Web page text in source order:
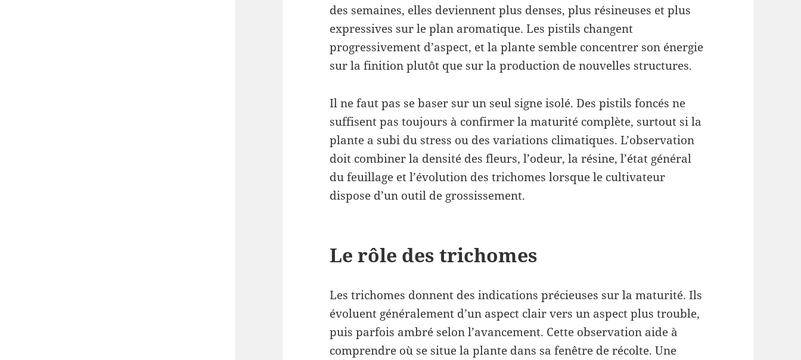
des semaines, elles deviennent plus denses, plus résineuses et plus
expressives sur le plan aromatique. Les pistils changent
progressivement d’aspect, et la plante semble concentrer son énergie
sur la finition plutôt que sur la production de nouvelles structures.
Il ne faut pas se baser sur un seul signe isolé. Des pistils foncés ne
suffisent pas toujours à confirmer la maturité complète, surtout si la
plante a subi du stress ou des variations climatiques. L’observation
doit combiner la densité des fleurs, l’odeur, la résine, l’état général
du feuillage et l’évolution des trichomes lorsque le cultivateur
dispose d’un outil de grossissement.
Le rôle des trichomes
Les trichomes donnent des indications précieuses sur la maturité. Ils
évoluent généralement d’un aspect clair vers un aspect plus trouble,
puis parfois ambré selon l’avancement. Cette observation aide à
comprendre où se situe la plante dans sa fenêtre de récolte. Une